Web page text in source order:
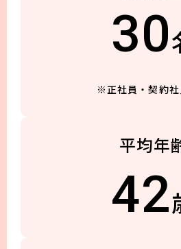
30
※正社員・契約社
平均年
42